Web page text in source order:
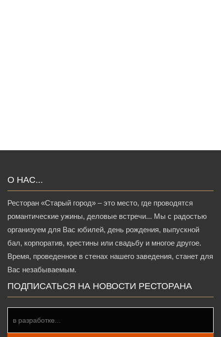
О НАС...
Ресторан «Старый город» – это место, где проводятся
романтические ужины, деловые встречи... Мы с радостью
организуем для Вас юбилей, день рождения, выпускной
бал, корпоратив, крестины или свадьбу и многое другое.
Время, проведенное в стенах нашего заведения, станет для
Вас незабываемым.
ПОДПИСАТЬСЯ НА НОВОСТИ РЕСТОРАНА